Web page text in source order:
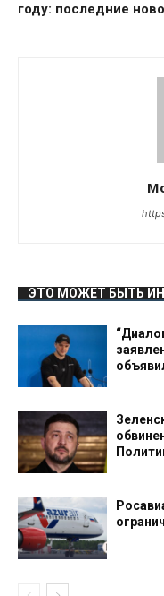
году: последние
ЭТО МОЖЕТ БЫТЬ